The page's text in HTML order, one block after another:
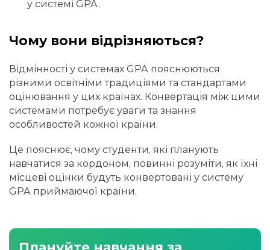
у системі GPA.
Чому вони відрізняються?
Відмінності у системах GPA пояснюються
різними освітніми традиціями та стандартами
оцінювання у цих країнах. Конвертація між цими
системами потребує уваги та знання
особливостей кожної країни.
Це пояснює, чому студенти, які планують
навчатися за кордоном, повинні розуміти, як їхні
місцеві оцінки будуть конвертовані у систему
GPA приймаючої країни.